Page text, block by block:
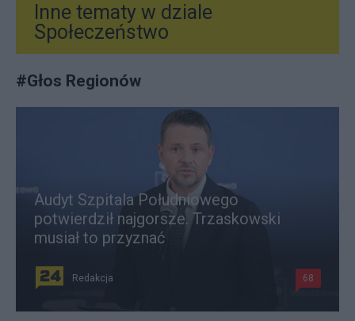
Inne tematy w dziale
Społeczeństwo
#Głos Regionów
Audyt Szpitala Południowego
potwierdził najgorsze. Trzaskowski
musiał to przyznać
Redakcja 68